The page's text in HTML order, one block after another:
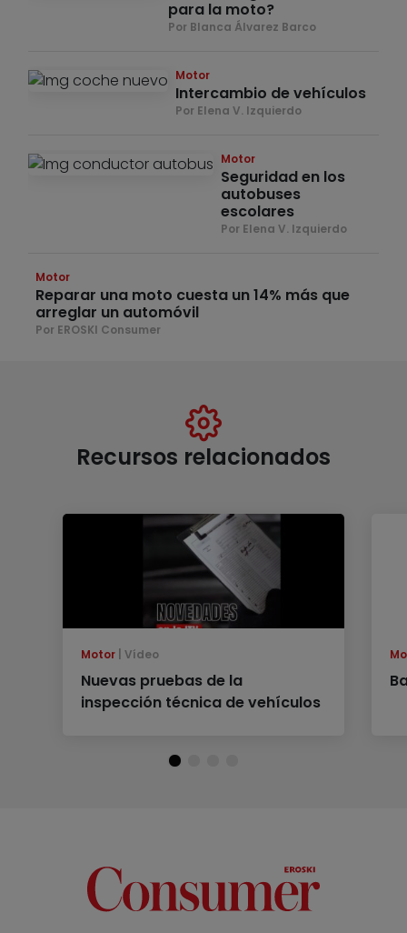
para la moto?
Por Blanca Álvarez Barco
Motor
Intercambio de vehículos
Por Elena V. Izquierdo
Motor
Seguridad en los
autobuses
escolares
Por Elena V. Izquierdo
Motor
Reparar una moto cuesta un 14% más que
arreglar un automóvil
Por EROSKI Consumer
Recursos relacionados
Motor Vídeo
Nuevas pruebas de la
inspección técnica de vehículos